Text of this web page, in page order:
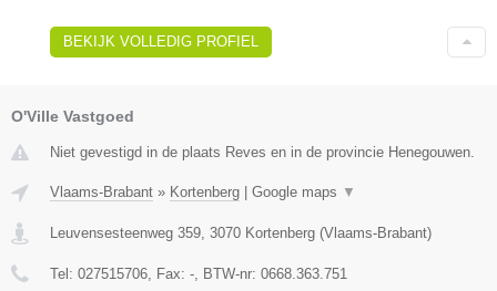
BEKIJK VOLLEDIG PROFIEL
O'Ville Vastgoed
Niet gevestigd in de plaats Reves en in de provincie Henegouwen.
Vlaams-Brabant » Kortenberg Google maps ▼
Leuvensesteenweg 359, 3070 Kortenberg (Vlaams-Brabant)
Tel: 027515706, Fax: -, BTW-nr: 0668.363.751